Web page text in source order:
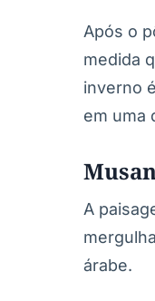
Após o
medida
inverno
em uma
A
árabe.